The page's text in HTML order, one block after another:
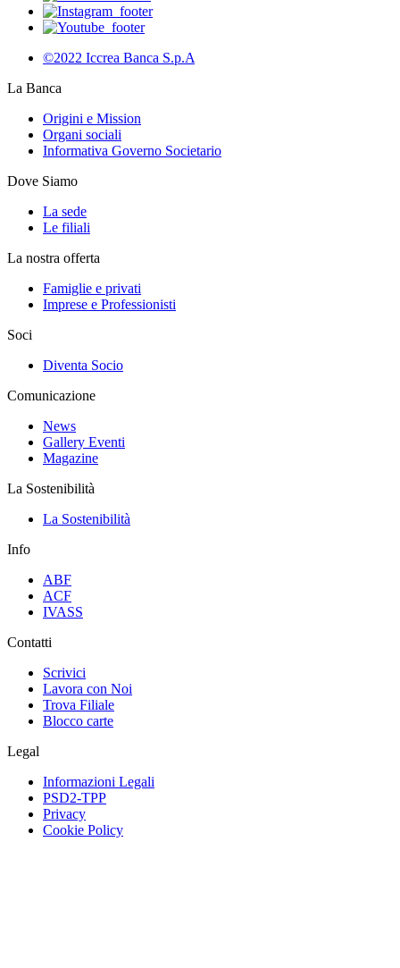
©2022 Iccrea Banca S.p.A
La Banca
Origini e Mission
Organi sociali
Informativa Governo Societario
Dove Siamo
La sede
Le filiali
La nostra offerta
Famiglie e privati
Imprese e Professionisti
Soci
Diventa Socio
Comunicazione
News
Gallery Eventi
Magazine
La Sostenibilità
La Sostenibilità
Info
ABF
ACF
IVASS
Contatti
Scrivici
Lavora con Noi
Trova Filiale
Blocco carte
Legal
Informazioni Legali
PSD2-TPP
Privacy
Cookie Policy